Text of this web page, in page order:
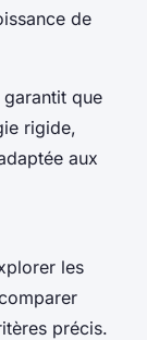
de
que
rigide,
aux
les
précis.